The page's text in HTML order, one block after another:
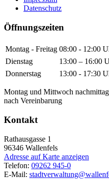
Datenschutz
Öffnungszeiten
Montag - Freitag 08:00 - 12:00
Dienstag
13:00 – 16:00
Donnerstag
13:00 - 17:30
Montag und Mittwoch
nach Vereinbarung
Kontakt
Rathausgasse 1
96346 Wallenfels
Adresse auf Karte anzeigen
Telefon: 09262 945-0
E-Mail: